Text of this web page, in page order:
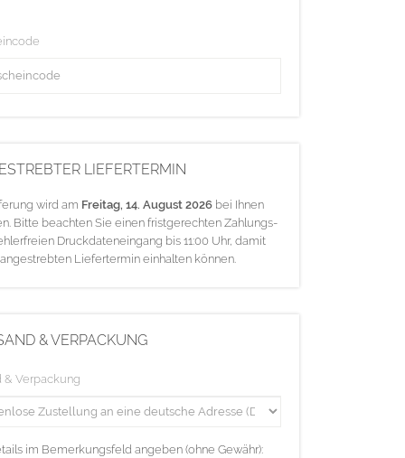
LIEFERTERMIN
wird am Freitag, 14. August 2026bei Ihnen
Bitte beachten Sie einen fristgerechten Zahlungs-
Druckdateneingang bis 11:00 Uhr, damit
Liefertermin einhalten können.
& VERPACKUNG
& Verpackung
im Bemerkungsfeld angeben (ohne Gewähr):